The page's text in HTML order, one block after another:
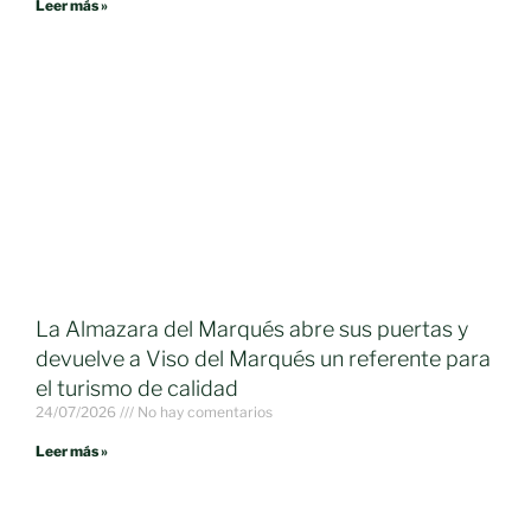
Leer más »
La Almazara del Marqués abre sus puertas y
devuelve a Viso del Marqués un referente para
el turismo de calidad
24/07/2026 No hay comentarios
Leer más »